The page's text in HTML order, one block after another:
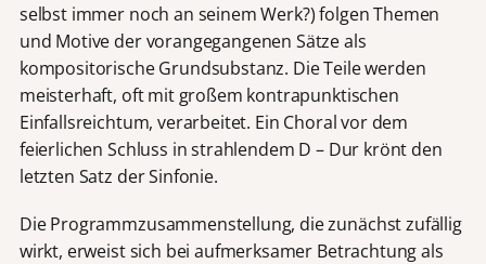
selbst immer noch an seinem Werk?) folgen Themen
und Motive der vorangegangenen Sätze als
kompositorische Grundsubstanz. Die Teile werden
meisterhaft, oft mit großem kontrapunktischen
Einfallsreichtum, verarbeitet. Ein Choral vor dem
feierlichen Schluss in strahlendem D – Dur krönt den
letzten Satz der Sinfonie.
Die Programmzusammenstellung, die zunächst zufällig
wirkt, erweist sich bei aufmerksamer Betrachtung als